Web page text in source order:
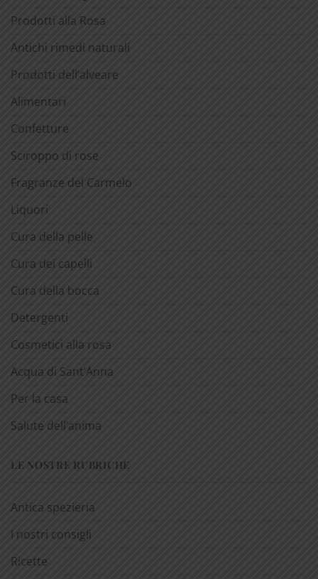
Prodotti alla Rosa
Antichi rimedi naturali
Prodotti dell’alveare
Alimentari
Confetture
Sciroppo di rose
Fragranze del Carmelo
Liquori
Cura della pelle
Cura dei capelli
Cura della bocca
Detergenti
Cosmetici alla rosa
Acqua di Sant’Anna
Per la casa
Salute dell’anima
LE NOSTRE RUBRICHE
Antica spezieria
I nostri consigli
Ricette